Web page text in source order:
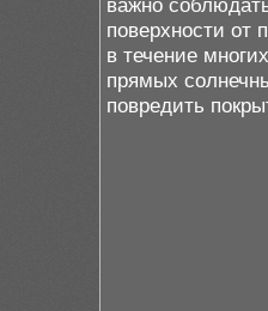
важно
поверхности от
в течение
прямых
повредить